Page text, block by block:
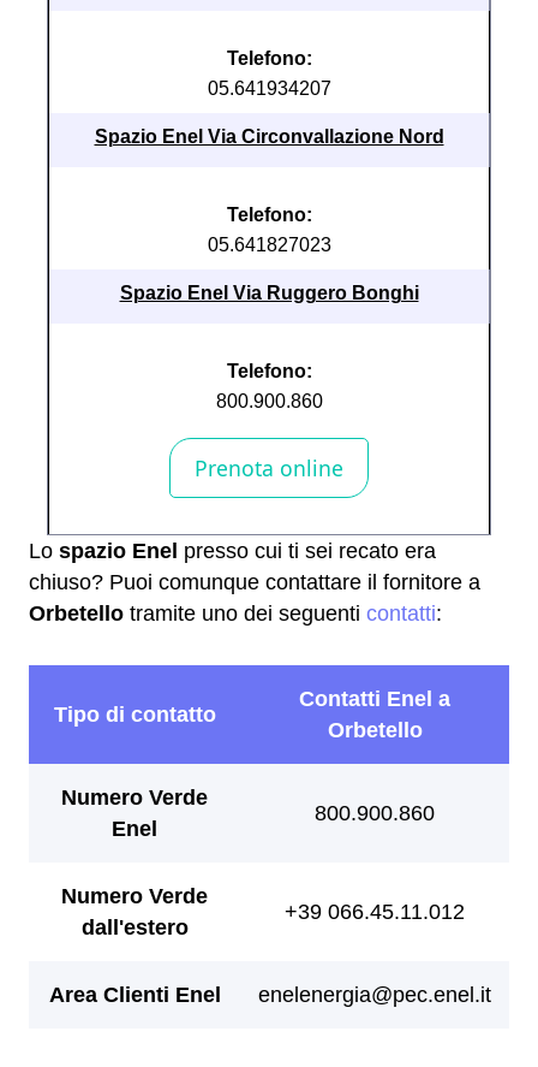
Telefono:
05.641934207
Spazio Enel Via Circonvallazione Nord
Telefono:
05.641827023
Spazio Enel Via Ruggero Bonghi
Telefono:
800.900.860
Lo spazio Enel presso cui ti sei recato era
chiuso? Puoi comunque contattare il fornitore a
Orbetello tramite uno dei seguenti contatti: